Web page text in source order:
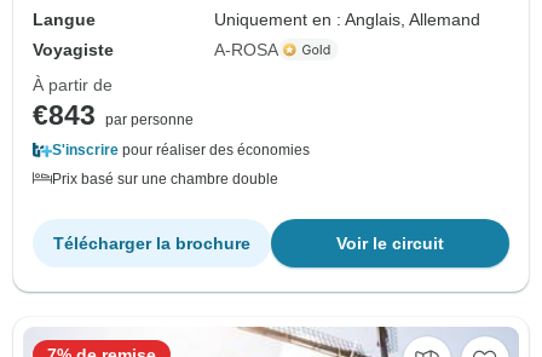
Langue
Uniquement en : Anglais, Allemand
Voyagiste
A-ROSA
À partir de
€843
par personne
S'inscrire pour réaliser des économies
Prix basé sur une chambre double
Voir le circuit
Télécharger la brochure